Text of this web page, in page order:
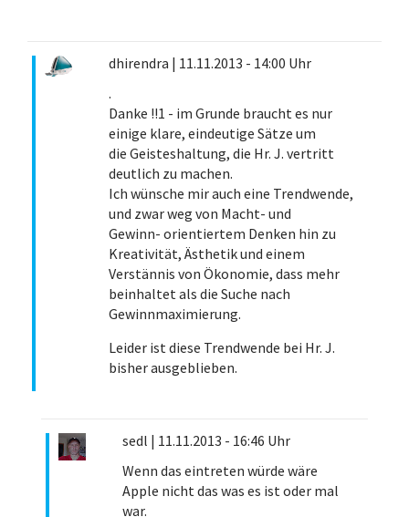
dhirendra | 11.11.2013 - 14:00 Uhr
.
Danke !!1 - im Grunde braucht es nur
einige klare, eindeutige Sätze um
die Geisteshaltung, die Hr. J. vertritt
deutlich zu machen.
Ich wünsche mir auch eine Trendwende,
und zwar weg von Macht- und
Gewinn- orientiertem Denken hin zu
Kreativität, Ästhetik und einem
Verstännis von Ökonomie, dass mehr
beinhaltet als die Suche nach
Gewinnmaximierung.
Leider ist diese Trendwende bei Hr. J.
bisher ausgeblieben.
sedl | 11.11.2013 - 16:46 Uhr
Wenn das eintreten würde wäre
Apple nicht das was es ist oder mal
war.